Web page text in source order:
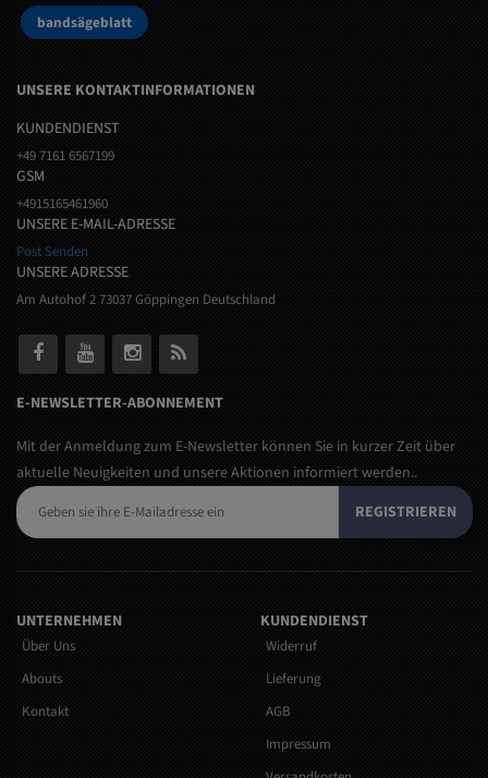
bandsägeblatt
UNSERE KONTAKTINFORMATIONEN
KUNDENDIENST
+49 7161 6567199
GSM
+4915165461960
UNSERE E-MAIL-ADRESSE
Post Senden
UNSERE ADRESSE
Am Autohof 2 73037 Göppingen Deutschland
E-NEWSLETTER-ABONNEMENT
Mit der Anmeldung zum E-Newsletter können Sie in kurzer Zeit über
aktuelle Neuigkeiten und unsere Aktionen informiert werden..
REGISTRIEREN
UNTERNEHMEN
Über Uns
Abouts
Kontakt
KUNDENDIENST
Widerruf
Lieferung
AGB
Impressum